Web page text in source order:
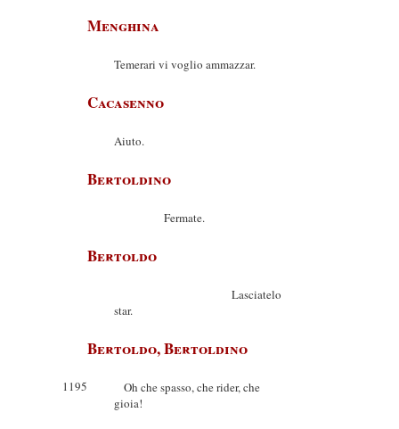
Menghina
Temerari vi voglio ammazzar.
Cacasenno
Aiuto.
Bertoldino
Fermate.
Bertoldo
Lasciatelo
star.
Bertoldo, Bertoldino
1195
Oh che spasso, che rider, che
gioia!